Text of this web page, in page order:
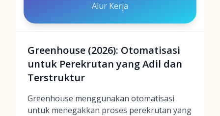
Alur Kerja
Greenhouse (2026): Otomatisasi
untuk Perekrutan yang Adil dan
Terstruktur
Greenhouse menggunakan otomatisasi
untuk menegakkan proses perekrutan yang